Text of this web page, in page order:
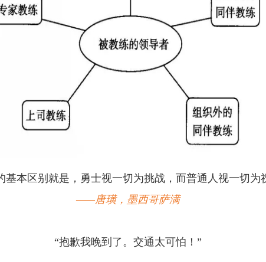
基本区别就是，勇士视一切为挑战，而普通人视一切为
——唐璜，墨西哥萨满
“抱歉我晚到了。交通太可怕！”